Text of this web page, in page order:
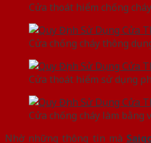
Cửa thoát hiểm chống
Cửa chống cháy thông
Cửa thoát hiểm sử dụng
Cửa chống cháy làm bằng
Nhờ những thông tin mà